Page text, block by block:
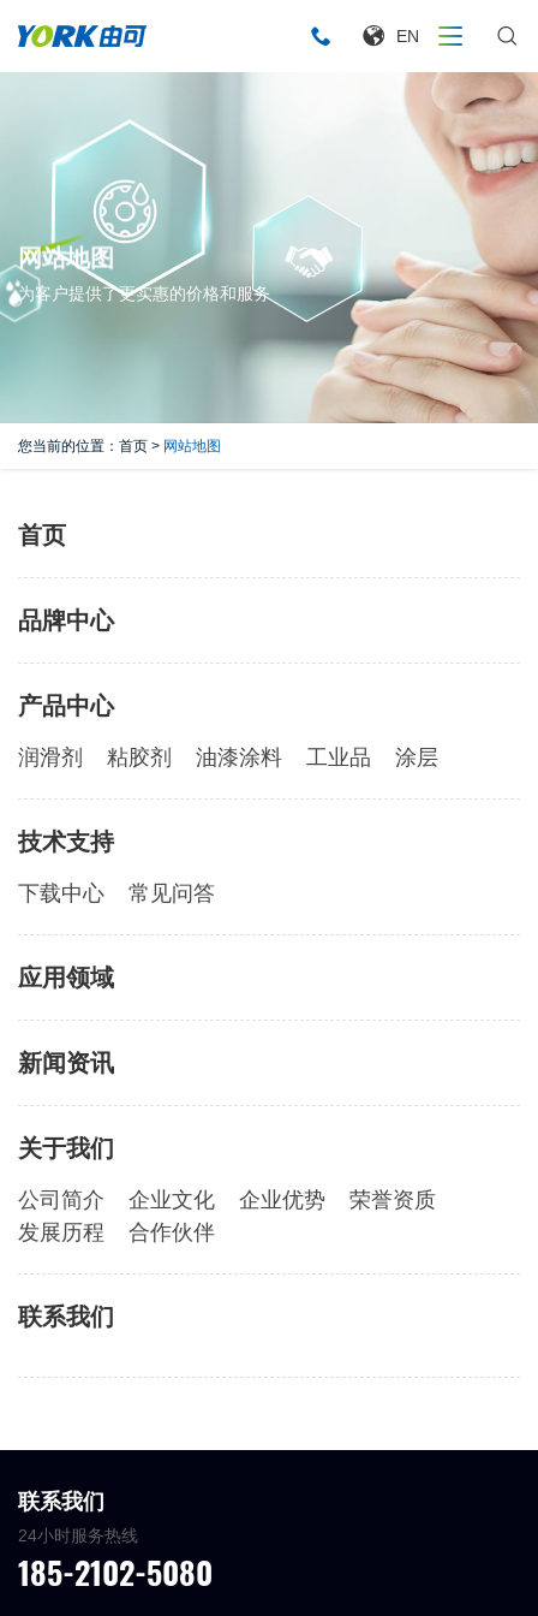
EN
网站地图
为客户提供了更实惠的价格和服务
您当前的位置： 首页 > 网站地图
首页
品牌中心
产品中心
润滑剂 粘胶剂 油漆涂料 工业品 涂层
技术支持
下载中心 常见问答
应用领域
新闻资讯
关于我们
公司简介 企业文化 企业优势
荣誉资质
发展历程
合作伙伴
联系我们
联系我们
24小时服务热线
185-2102-5080